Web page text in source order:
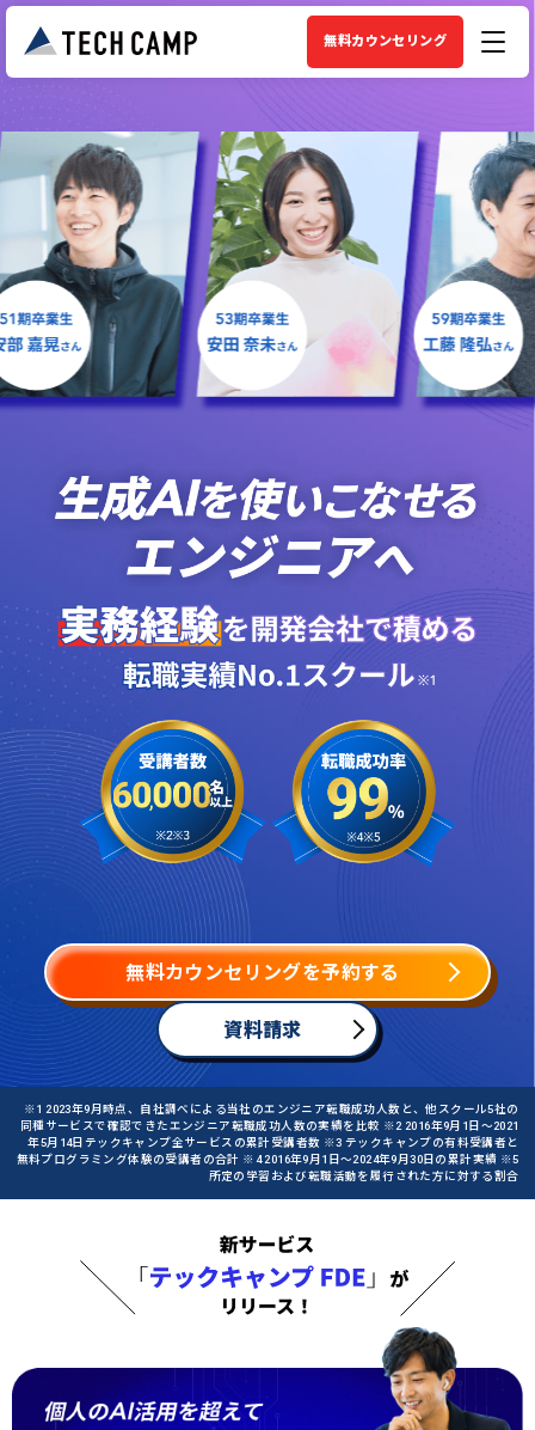
無料カウンセリング
無料カウンセリングを予約する
資料請求
※1 2023年9月時点、自社調べによる当社のエンジニア転職成功人数と、他スクール5社の
同種サービスで確認できたエンジニア転職成功人数の実績を比較 ※2 2016年9月1日〜2021
年5月14日テックキャンプ全サービスの累計受講者数 ※3 テックキャンプの有料受講者と
無料プログラミング体験の受講者の合計 ※4 2016年9月1日〜2024年9月30日の累計実績 ※5
所定の学習および転職活動を履行された方に対する割合